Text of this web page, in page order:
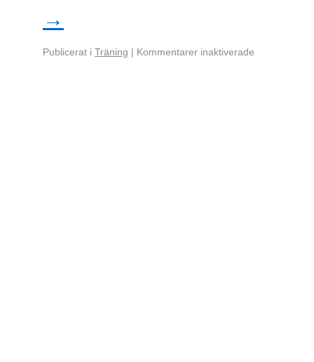
→
Publicerat i Träning | Kommentarer inaktiverade